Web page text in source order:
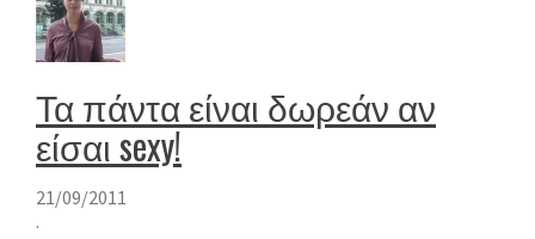
Τα πάντα είναι δωρεάν αν
είσαι sexy!
21/09/2011
·